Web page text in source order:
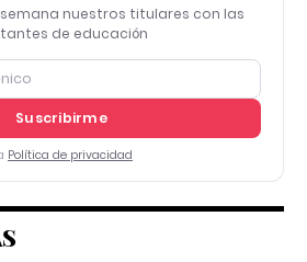
nuestros titulares con las
de educación
Suscribirme
Política de privacidad